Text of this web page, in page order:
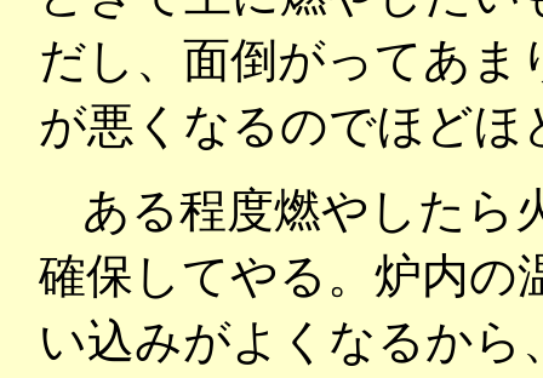
だし、面倒がってあま
が悪くなるのでほどほ
ある程度燃やしたら
確保してやる。炉内の
い込みがよくなるから